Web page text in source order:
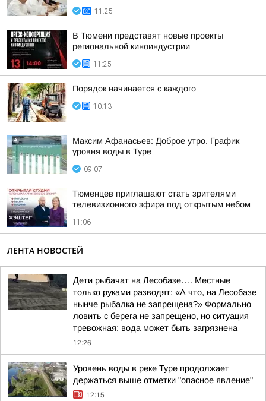
11:25
В Тюмени представят новые проекты
региональной киноиндустрии
11:25
Порядок начинается с каждого
10:13
Максим Афанасьев: Доброе утро. График
уровня воды в Туре
09:07
Тюменцев приглашают стать зрителями
телевизионного эфира под открытым небом
11:06
ЛЕНТА НОВОСТЕЙ
Дети рыбачат на Лесобазе…. Местные
только руками разводят: «А что, на Лесобазе
нынче рыбалка не запрещена?» Формально
ловить с берега не запрещено, но ситуация
тревожная: вода может быть загрязнена
12:26
Уровень воды в реке Туре продолжает
держаться выше отметки "опасное явление"
12:15